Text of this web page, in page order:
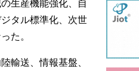
タル標準化、次世
た。
輸送、情報基盤、